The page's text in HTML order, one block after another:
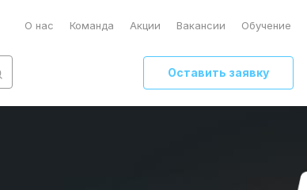
О нас Команда Акции Вакансии Обучение
Оставить заявку